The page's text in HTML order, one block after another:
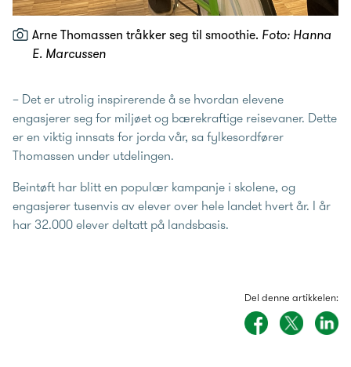
Arne Thomassen tråkker seg til smoothie. Foto: Hanna
E. Marcussen
– Det er utrolig inspirerende å se hvordan elevene
engasjerer seg for miljøet og bærekraftige reisevaner. Dette
er en viktig innsats for jorda vår, sa fylkesordfører
Thomassen under utdelingen.
Beintøft har blitt en populær kampanje i skolene, og
engasjerer tusenvis av elever over hele landet hvert år. I år
har 32.000 elever deltatt på landsbasis.
Del denne artikkelen: